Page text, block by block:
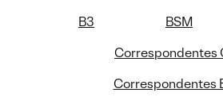
B3 BSM
Correspondentes
Correspondentes